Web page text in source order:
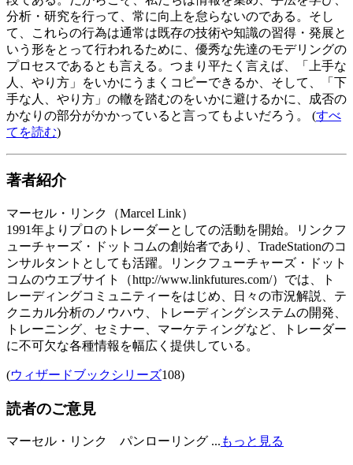
分析・研究を行って、常に向上を怠らないのである。そし
て、これらの行為は通常は既存の技術や知識の習得・発展と
いう形をとって行われるために、優秀な先達のモデリングの
プロセスであるとも言える。つまり平たく言えば、「上手な
人、やり方」をいかにうまくコピーできるか、そして、「下
手な人、やり方」の轍を踏むのをいかに避けるかに、成否の
かなりの部分がかかっていると言ってもよいだろう。 (すべ
てを読む)
著者紹介
マーセル・リンク（Marcel Link）
1991年よりプロのトレーダーとしての活動を開始。リンクフ
ューチャーズ・ドットコムの創始者であり、TradeStationのコ
ンサルタントとしても活躍。リンクフューチャーズ・ドット
コムのウエブサイト（http://www.linkfutures.com/）では、ト
レーディングコミュニティーをはじめ、日々の市況解説、テ
クニカル分析のノウハウ、トレーディングシステムの開発、
トレーニング、セミナー、マーケティングなど、トレーダー
に不可欠な各種情報を幅広く提供している。
(ウィザードブックシリーズ108)
読者のご意見
マーセル・リンク パンローリング ... もっと見る